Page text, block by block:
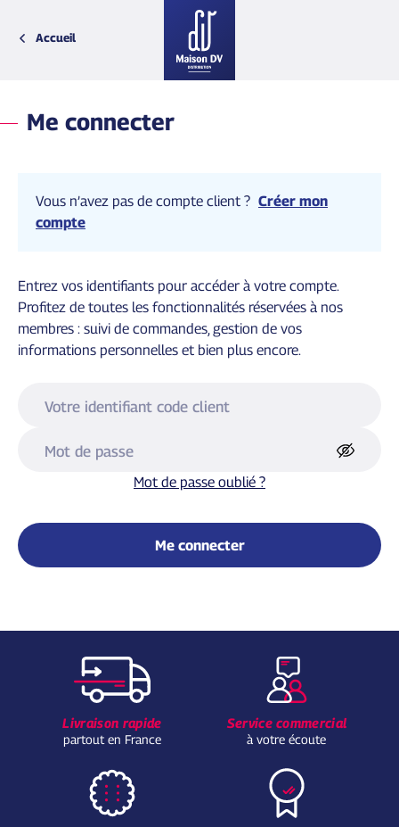
Bretagne
Centre-Val de Loire
Loire-Atlantique
Montagne
Sud-Est
Sud-Ouest
Vendée
Biscuits et chips
Sels Poivres et Epices
La Belle Époque
Voyages Gourmands
Collaborations et Licences
Fête des mères
Fête des pères
Accueil
Me connecter
Vous n’avez pas de compte client ? Créer mon
compte
Entrez vos identifiants pour accéder à votre compte.
Profitez de toutes les fonctionnalités réservées à nos
membres : suivi de commandes, gestion de vos
informations personnelles et bien plus encore.
Votre identifiant code client
Mot de passe
Mot de passe oublié ?
Me connecter
Livraison rapide
partout en France
Service commercial
à votre écoute